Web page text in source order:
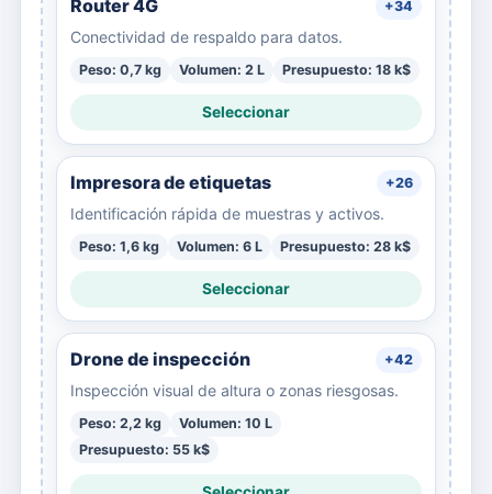
Router 4G +34
Conectividad de respaldo para datos.
Peso: 0,7 kg Volumen: 2 L Presupuesto: 18 k$
Seleccionar
Impresora de etiquetas +26
Identificación rápida de muestras y activos.
Peso: 1,6 kg Volumen: 6 L Presupuesto: 28 k$
Seleccionar
Drone de inspección +42
Inspección visual de altura o zonas riesgosas.
Peso: 2,2 kg
Volumen: 10 L
Presupuesto: 55 k$